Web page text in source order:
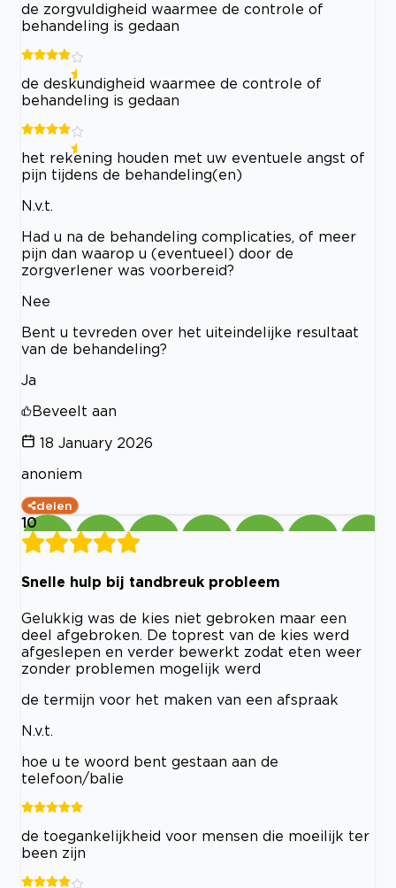
de zorgvuldigheid waarmee de controle of
behandeling is gedaan
de deskundigheid waarmee de controle of
behandeling is gedaan
het rekening houden met uw eventuele angst of
pijn tijdens de behandeling(en)
N.v.t.
Had u na de behandeling complicaties, of meer
pijn dan waarop u (eventueel) door de
zorgverlener was voorbereid?
Nee
Bent u tevreden over het uiteindelijke resultaat
van de behandeling?
Ja
Beveelt aan
18 January 2026
anoniem
delen
10
Snelle hulp bij tandbreuk probleem
Gelukkig was de kies niet gebroken maar een
deel afgebroken. De toprest van de kies werd
afgeslepen en verder bewerkt zodat eten weer
zonder problemen mogelijk werd
de termijn voor het maken van een afspraak
N.v.t.
hoe u te woord bent gestaan aan de
telefoon/balie
de toegankelijkheid voor mensen die moeilijk ter
been zijn